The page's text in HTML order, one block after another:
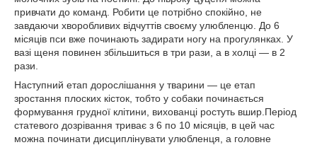
привчати до команд. Робити це потрібно спокійно, не
завдаючи хворобливих відчуттів своєму улюбленцю. До 6
місяців пси вже починають задирати ногу на прогулянках. У
вазі щеня повинен збільшиться в три рази, а в холці ― в 2
рази.
Наступний етап дорослішання у тварини ― це етап
зростання плоских кісток, тобто у собаки починається
формування грудної клітини, вихованці ростуть вшир.Період
статевого дозрівання триває з 6 по 10 місяців, в цей час
можна починати дисциплінувати улюбленця, а головне